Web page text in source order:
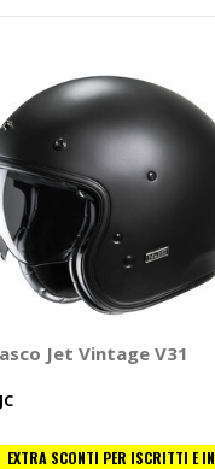
Jet Vintage V31
EXTRA SCONTI PER ISCRITTI E IN